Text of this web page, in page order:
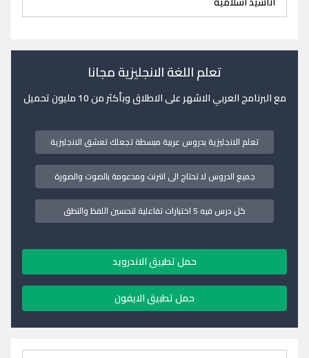
تعلم اللغة الانجليزية مجانا
مع البرنامج العربي الاشهر على الاطلاق وبأكثر من 10 مليون تحميل
تعلم الانجليزية بدروس عربية مبسطة تجعلك تعشق الانجليزية
جميع الدروس لا تحتاج الى انترنت ومدعومة بالصوت والصورة
كل درس فيه 5 اختبارات تفاعلية لتحسين اللفظ والنطق
حمل تطبيق الاندرويد
حمل تطبيق الايفون